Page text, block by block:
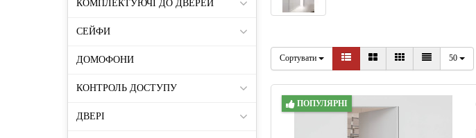
КОМПЛЕКТУЮЧІ ДО ДВЕРЕЙ
СЕЙФИ
ДОМОФОНИ
КОНТРОЛЬ ДОСТУПУ
ДВЕРІ
Сортувати 50
ПОПУЛЯРНІ